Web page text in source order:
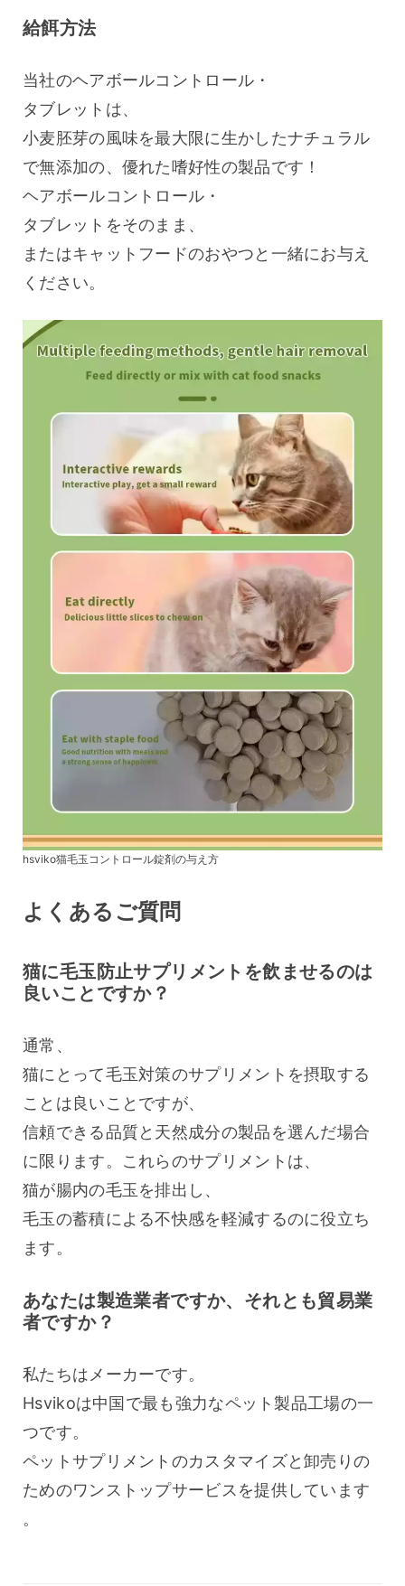
給餌方法
当社のヘアボールコントロール・
タブレットは、
小麦胚芽の風味を最大限に生かしたナチュラル
で無添加の、優れた嗜好性の製品です！
ヘアボールコントロール・
タブレットをそのまま、
またはキャットフードのおやつと一緒にお与え
ください。
hsviko猫毛玉コントロール錠剤の与え方
よくあるご質問
猫に毛玉防止サプリメントを飲ませるのは
良いことですか？
通常、
猫にとって毛玉対策のサプリメントを摂取する
ことは良いことですが、
信頼できる品質と天然成分の製品を選んだ場合
に限ります。これらのサプリメントは、
猫が腸内の毛玉を排出し、
毛玉の蓄積による不快感を軽減するのに役立ち
ます。
あなたは製造業者ですか、それとも貿易業
者ですか？
私たちはメーカーです。
Hsvikoは中国で最も強力なペット製品工場の一
つです。
ペットサプリメントのカスタマイズと卸売りの
ためのワンストップサービスを提供しています
。